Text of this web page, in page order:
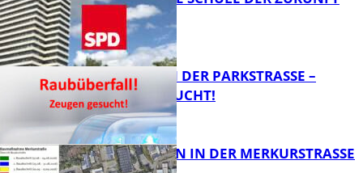
FB News
AUS?
ÜBERFALL IN DER PARKSTRASSE – Z
EUGEN GESUCHT!
BAUARBEITEN IN DER MERKURSTRASSE